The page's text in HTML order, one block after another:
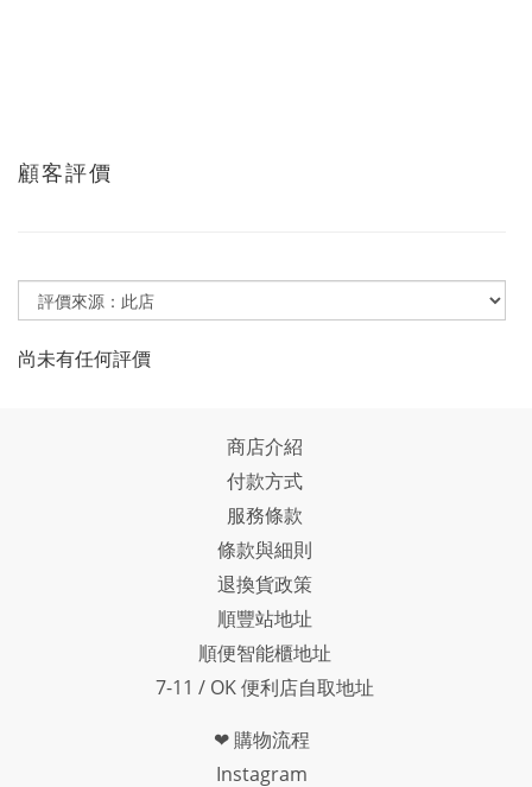
顧客評價
尚未有任何評價
商店介紹
付款方式
服務條款
條款與細則
退換貨政策
順豐站地址
順便智能櫃地址
7-11 / OK 便利店自取地址
❤ 購物流程
Instagram